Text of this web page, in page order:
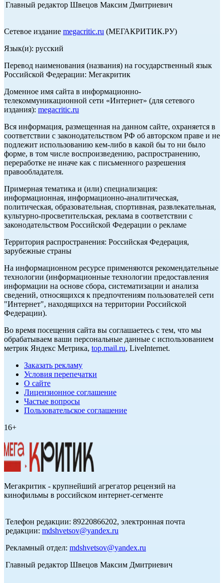
Главный редактор Швецов Максим Дмитриевич
Сетевое издание megacritic.ru (МЕГАКРИТИК.РУ)
Язык(и): русский
Перевод наименования (названия) на государственный язык
Российской Федерации: Мегакритик
Доменное имя сайта в информационно-
телекоммуникационной сети «Интернет» (для сетевого
издания): megacritic.ru
Вся информация, размещенная на данном сайте, охраняется в
соответствии с законодательством РФ об авторском праве и не
подлежит использованию кем-либо в какой бы то ни было
форме, в том числе воспроизведению, распространению,
переработке не иначе как с письменного разрешения
правообладателя.
Примерная тематика и (или) специализация:
информационная, информационно-аналитическая,
политическая, образовательная, спортивная, развлекательная,
культурно-просветительская, реклама в соответствии с
законодательством Российской Федерации о рекламе
Территория распространения: Российская Федерация,
зарубежные страны
На информационном ресурсе применяются рекомендательные
технологии (информационные технологии предоставления
информации на основе сбора, систематизации и анализа
сведений, относящихся к предпочтениям пользователей сети
"Интернет", находящихся на территории Российской
Федерации).
Во время посещения сайта вы соглашаетесь с тем, что мы
обрабатываем ваши персональные данные с использованием
метрик Яндекс Метрика, top.mail.ru, LiveInternet.
Заказать рекламу
Условия перепечатки
О сайте
Лицензионное соглашение
Частые вопросы
Пользовательское соглашение
16+
Мегакритик - крупнейший агрегатор рецензий на
кинофильмы в российском интернет-сегменте
Телефон редакции: 89220866202, электронная почта
редакции: mdshvetsov@yandex.ru
Рекламный отдел: mdshvetsov@yandex.ru
Главный редактор Швецов Максим Дмитриевич